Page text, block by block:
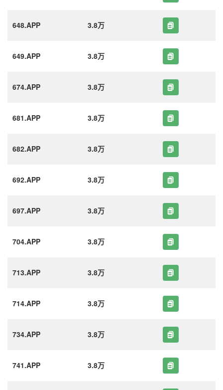
648.APP 3.8万
649.APP 3.8万
674.APP 3.8万
681.APP 3.8万
682.APP 3.8万
692.APP 3.8万
697.APP 3.8万
704.APP 3.8万
713.APP 3.8万
714.APP 3.8万
734.APP 3.8万
741.APP 3.8万